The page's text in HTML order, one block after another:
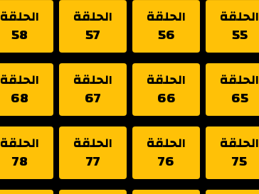
الحلقة
55
الحلقة
56
الحلقة
57
الحلقة
58
الحلقة
65
الحلقة
66
الحلقة
67
الحلقة
68
الحلقة
75
الحلقة
76
الحلقة
77
الحلقة
78